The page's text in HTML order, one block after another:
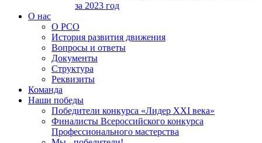
за 2023 год
О нас
О РСО
История развития движения
Вопросы и ответы
Документы
Структура
Реквизиты
Команда
Наши победы
Победители конкурса «Лидер XXI века»
Финалисты Всероссийского конкурса
Профессионального мастерства